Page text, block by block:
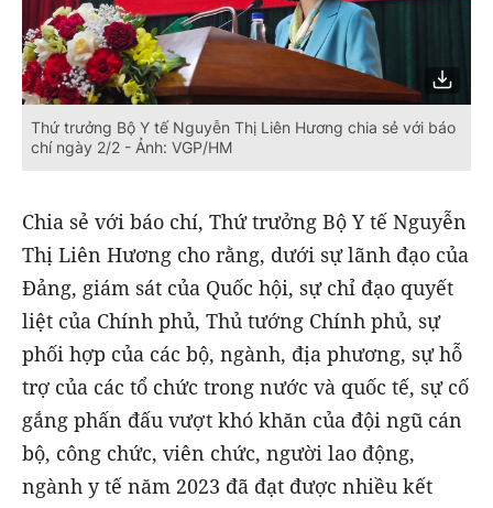
Thứ trưởng Bộ Y tế Nguyễn Thị Liên Hương chia sẻ với báo
chí ngày 2/2 - Ảnh: VGP/HM
Chia sẻ với báo chí, Thứ trưởng Bộ Y tế Nguyễn
Thị Liên Hương cho rằng, dưới sự lãnh đạo của
Đảng, giám sát của Quốc hội, sự chỉ đạo quyết
liệt của Chính phủ, Thủ tướng Chính phủ, sự
phối hợp của các bộ, ngành, địa phương, sự hỗ
trợ của các tổ chức trong nước và quốc tế, sự cố
gắng phấn đấu vượt khó khăn của đội ngũ cán
bộ, công chức, viên chức, người lao động,
ngành y tế năm 2023 đã đạt được nhiều kết